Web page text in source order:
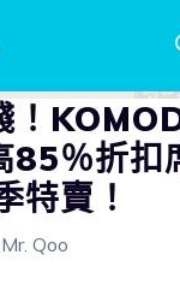
！
85％折扣
特賣！
Mr. Qoo